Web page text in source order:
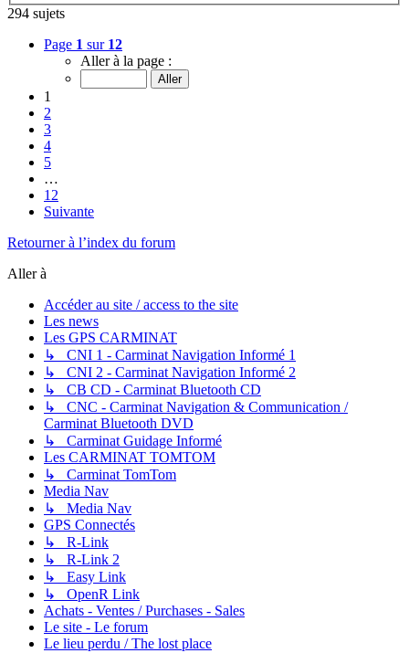
294 sujets
Page 1 sur 12
Aller à la page :
1
2
3
4
5
…
12
Suivante
Retourner à l’index du forum
Aller à
Accéder au site / access to the site
Les news
Les GPS CARMINAT
↳ CNI 1 - Carminat Navigation Informé 1
↳ CNI 2 - Carminat Navigation Informé 2
↳ CB CD - Carminat Bluetooth CD
↳ CNC - Carminat Navigation & Communication /
Carminat Bluetooth DVD
↳ Carminat Guidage Informé
Les CARMINAT TOMTOM
↳ Carminat TomTom
Media Nav
↳ Media Nav
GPS Connectés
↳ R-Link
↳ R-Link 2
↳ Easy Link
↳ OpenR Link
Achats - Ventes / Purchases - Sales
Le site - Le forum
Le lieu perdu / The lost place